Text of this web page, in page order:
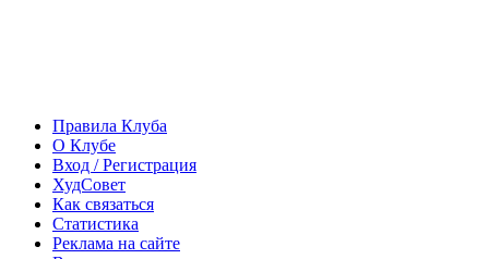
Правила Клуба
О Клубе
Вход / Регистрация
ХудСовет
Как связаться
Статистика
Реклама на сайте